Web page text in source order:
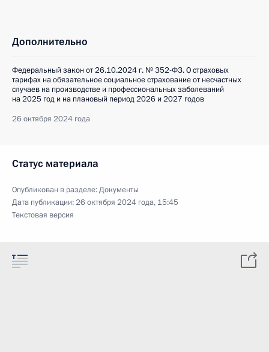
Дополнительно
Федеральный закон от 26.10.2024 г. № 352-ФЗ. О страховых
тарифах на обязательное социальное страхование от несчастных
случаев на производстве и профессиональных заболеваний
на 2025 год и на плановый период 2026 и 2027 годов
26 октября 2024 года
Статус материала
Опубликован в разделе:Документы
Дата публикации:26 октября 2024 года, 15:45
Текстовая версия